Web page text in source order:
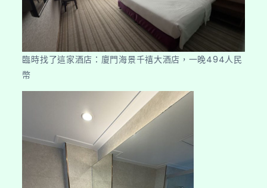
臨時找了這家酒店：廈門海景千禧大酒店，一晚494人民
幣